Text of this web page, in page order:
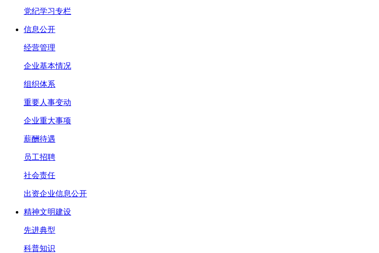
党纪学习专栏
信息公开
经营管理
企业基本情况
组织体系
重要人事变动
企业重大事项
薪酬待遇
员工招聘
社会责任
出资企业信息公开
精神文明建设
先进典型
科普知识